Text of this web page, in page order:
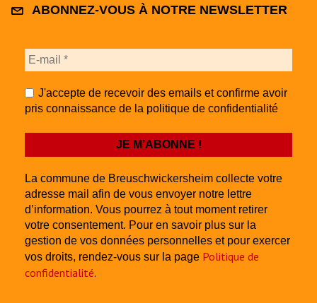
ABONNEZ-VOUS À NOTRE NEWSLETTER
J'accepte de recevoir des emails et confirme avoir
pris connaissance de la politique de confidentialité
La commune de Breuschwickersheim collecte votre
adresse mail afin de vous envoyer notre lettre
d’information. Vous pourrez à tout moment retirer
votre consentement. Pour en savoir plus sur la
gestion de vos données personnelles et pour exercer
vos droits, rendez-vous sur la page Politique de
confidentialité.